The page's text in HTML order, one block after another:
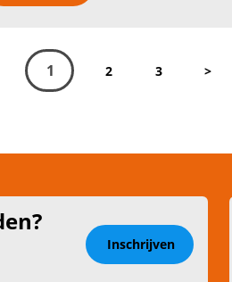
1 2 3 >
Inschrijven